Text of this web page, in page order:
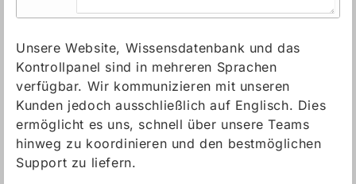
Unsere Website, Wissensdatenbank und das
Kontrollpanel sind in mehreren Sprachen
verfügbar. Wir kommunizieren mit unseren
Kunden jedoch ausschließlich auf Englisch. Dies
ermöglicht es uns, schnell über unsere Teams
hinweg zu koordinieren und den bestmöglichen
Support zu liefern.